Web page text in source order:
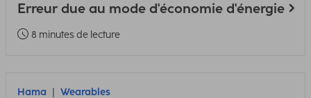
Erreur due au mode d'économie d'énergie
8 minutes de lecture
Hama Wearables